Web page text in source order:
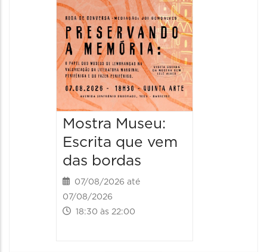
Mostra Museu:
Escrita que vem
das bordas
07/08/2026 até
07/08/2026
18:30 às 22:00